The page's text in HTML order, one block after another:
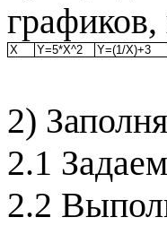
X Y=5*X^2 Y=(1/X)+3
2)
2.1 З
2.2